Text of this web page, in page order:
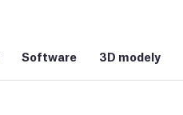
Software 3D modely